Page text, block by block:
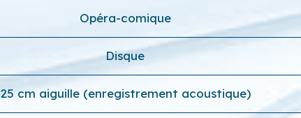
Opéra-comique
Disque
25 cm aiguille (enregistrement acoustique)